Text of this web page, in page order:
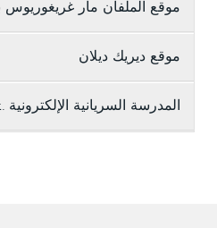
موقع الملفان مار غريغوريوس
موقع ديريك ديلان
المدرسة السريانية الإلكترونية .Facebook